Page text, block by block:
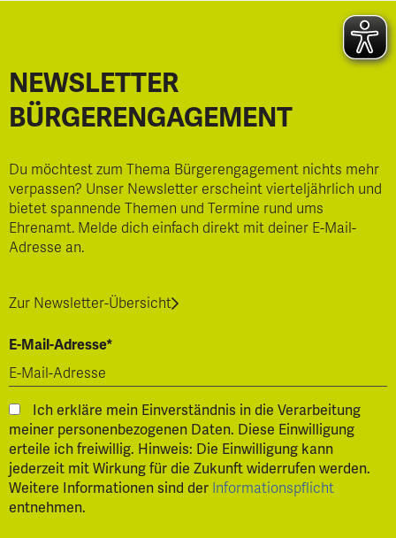
NEWSLETTER
BÜRGERENGAGEMENT
Du möchtest zum Thema Bürgerengagement nichts mehr
verpassen? Unser Newsletter erscheint vierteljährlich und
bietet spannende Themen und Termine rund ums
Ehrenamt. Melde dich einfach direkt mit deiner E-Mail-
Adresse an.
Zur Newsletter-Übersicht
E-Mail-Adresse*
Ich erkläre mein Einverständnis in die Verarbeitung
meiner personenbezogenen Daten. Diese Einwilligung
erteile ich freiwillig. Hinweis: Die Einwilligung kann
jederzeit mit Wirkung für die Zukunft widerrufen werden.
Weitere Informationen sind der Informationspflicht
entnehmen.